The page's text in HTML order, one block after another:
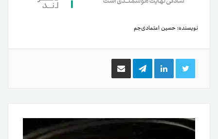
نویسنده: حسین اعتمادی‌جم
توییتر لینکدینتلگرام اشتراک
گذاری
ایمیل